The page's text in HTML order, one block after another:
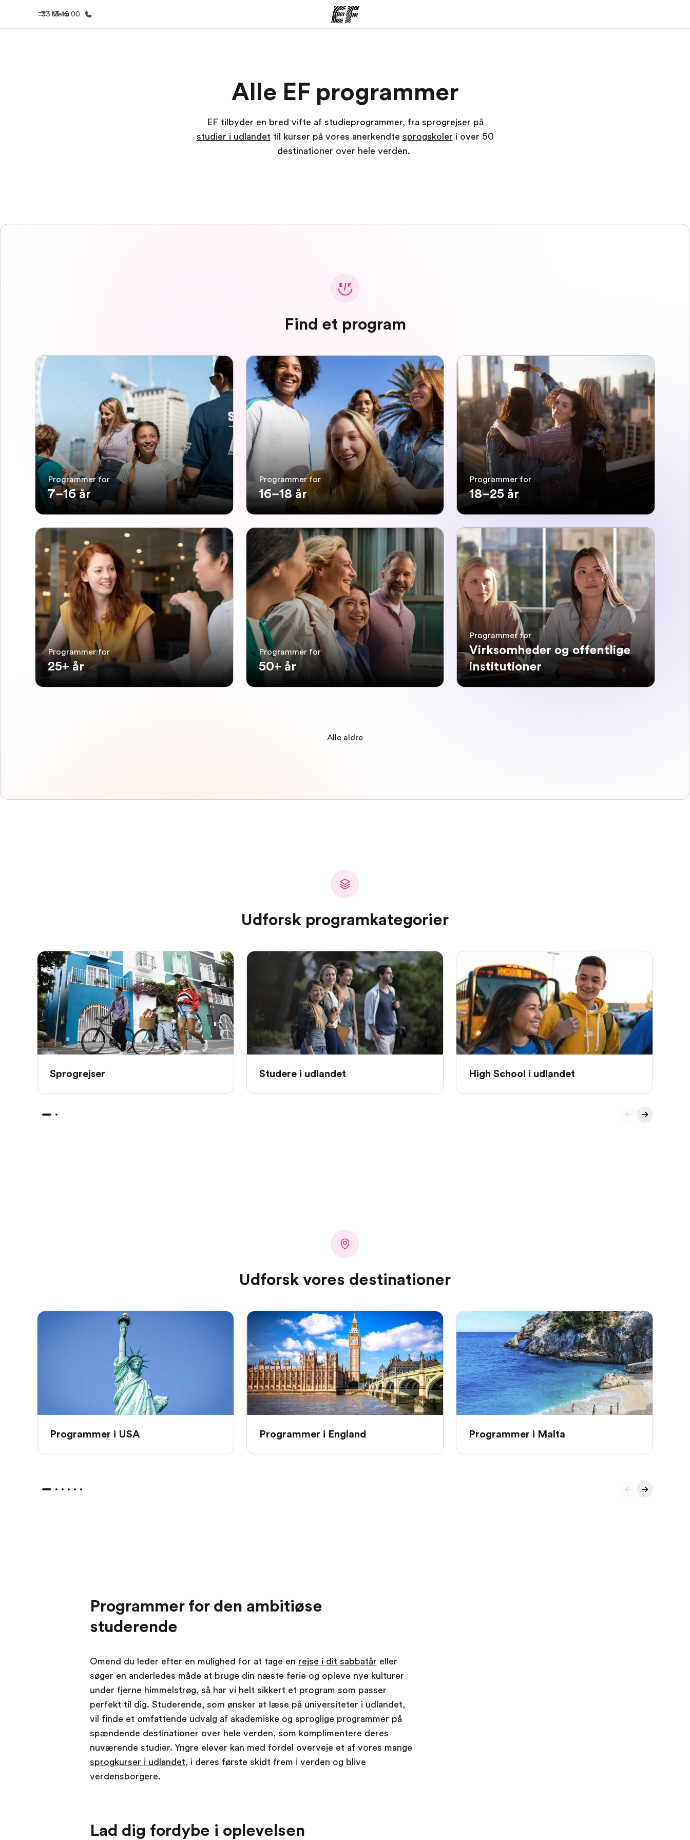
Menu
33 13 16 00
Se alt hvad vi gør Find et kontor nær dig Hvem er vi?
Alle EF programmer
EF tilbyder en bred vifte af studieprogrammer, fra sprogrejser på
studier i udlandet til kurser på vores anerkendte sprogskoler i over 50
destinationer over hele verden.
Find et program
Programmer for
7–16 år
Programmer for
16–18 år
Programmer for
18–25 år
Programmer for
25+ år
Programmer for
50+ år
Programmer for
Virksomheder og offentlige
institutioner
Alle aldre
Udforsk programkategorier
Sprogrejser Studere i udlandet High School i udlandet
Udforsk vores destinationer
Programmer i USA Programmer i England Programmer i Malta
Programmer for den ambitiøse
studerende
Omend du leder efter en mulighed for at tage en rejse i dit sabbatår eller
søger en anderledes måde at bruge din næste ferie og opleve nye kulturer
under fjerne himmelstrøg, så har vi helt sikkert et program som passer
perfekt til dig. Studerende, som ønsker at læse på universiteter i udlandet,
vil finde et omfattende udvalg af akademiske og sproglige programmer på
spændende destinationer over hele verden, som komplimentere deres
nuværende studier. Yngre elever kan med fordel overveje et af vores mange
sprogkurser i udlandet, i deres første skidt frem i verden og blive
verdensborgere.
Lad dig fordybe i oplevelsen